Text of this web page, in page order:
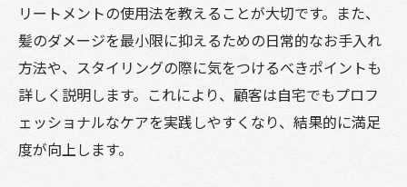
リートメントの使用法を教えることが大切です。また、
髪のダメージを最小限に抑えるための日常的なお手入れ
方法や、スタイリングの際に気をつけるべきポイントも
詳しく説明します。これにより、顧客は自宅でもプロフ
ェッショナルなケアを実践しやすくなり、結果的に満足
度が向上します。